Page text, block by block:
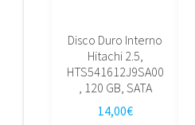
Disco Duro Interno
Hitachi 2.5,
HTS541612J9SA00
, 120 GB, SATA
14,00€